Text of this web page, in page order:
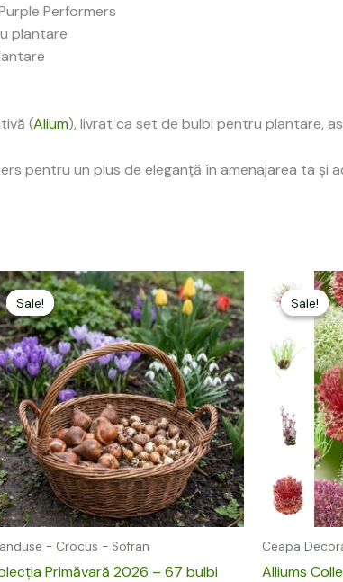
Performers
plantare
(Alium), livrat ca set de bulbi pentru plantare,
pentru un plus de eleganță în amenajarea ta și
Sale!
Sale!
- Crocus - Sofran
Primăvară 2026 – 67 bulbi
Prețul
inițial
a
fost:
198,00 lei.
Prețul
curent
este:
169,00 lei.
Sale!
Sale!
Ceapa
Alliums
a